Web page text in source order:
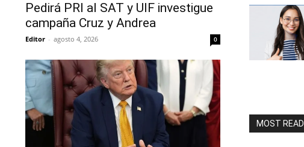
Pedirá PRI al SAT y UIF investigue
campaña Cruz y Andrea
Editor - agosto 4, 2026 0
MOST READ